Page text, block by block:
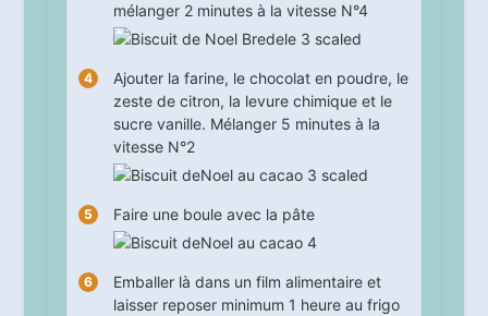
mélanger 2minutes à la vitesse N°4
Ajouter la farine, le chocolat en poudre, le
zeste de citron, la levure chimique et le
sucre vanille. Mélanger 5 minutes à la
vitesse N°2
Faire une boule avec la pâte
Emballer là dans un film alimentaire et
laisser reposer minimum 1 heure au frigo